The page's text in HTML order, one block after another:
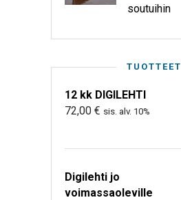
soutuihin
TUOTTEET
12 kk DIGILEHTI
72,00 € sis. alv. 10%
Digilehti jo
voimassaoleville